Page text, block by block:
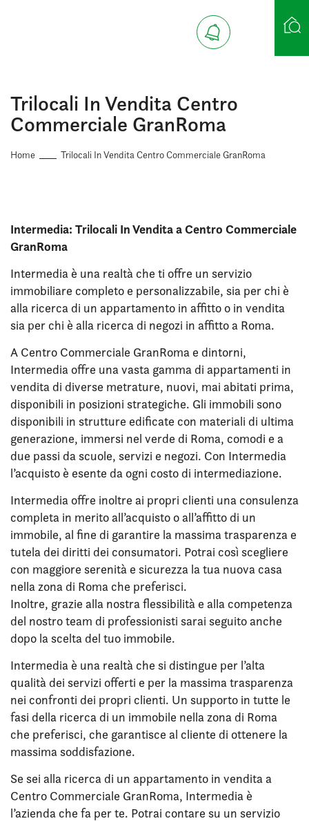
Trilocali In Vendita Centro
Commerciale GranRoma
Home Trilocali In Vendita Centro Commerciale GranRoma
Intermedia: Trilocali In Vendita a Centro Commerciale
GranRoma
Intermedia è una realtà che ti offre un servizio
immobiliare completo e personalizzabile, sia per chi è
alla ricerca di un appartamento in affitto o in vendita
sia per chi è alla ricerca di negozi in affitto a Roma.
A Centro Commerciale GranRoma e dintorni,
Intermedia offre una vasta gamma di appartamenti in
vendita di diverse metrature, nuovi, mai abitati prima,
disponibili in posizioni strategiche. Gli immobili sono
disponibili in strutture edificate con materiali di ultima
generazione, immersi nel verde di Roma, comodi e a
due passi da scuole, servizi e negozi. Con Intermedia
l’acquisto è esente da ogni costo di intermediazione.
Intermedia offre inoltre ai propri clienti una consulenza
completa in merito all’acquisto o all’affitto di un
immobile, al fine di garantire la massima trasparenza e
tutela dei diritti dei consumatori. Potrai così scegliere
con maggiore serenità e sicurezza la tua nuova casa
nella zona di Roma che preferisci.
Inoltre, grazie alla nostra flessibilità e alla competenza
del nostro team di professionisti sarai seguito anche
dopo la scelta del tuo immobile.
Intermedia è una realtà che si distingue per l’alta
qualità dei servizi offerti e per la massima trasparenza
nei confronti dei propri clienti. Un supporto in tutte le
fasi della ricerca di un immobile nella zona di Roma
che preferisci, che garantisce al cliente di ottenere la
massima soddisfazione.
Se sei alla ricerca di un appartamento in vendita a
Centro Commerciale GranRoma, Intermedia è
l’azienda che fa per te. Potrai contare su un servizio